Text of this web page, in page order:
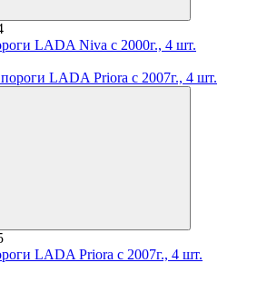
LADA Niva c 2000г., 4 шт.
LADA Priora c 2007г., 4 шт.